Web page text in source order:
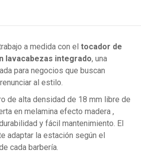
a medida con el tocador de
lavacabezas integrado, una
para negocios que buscan
al estilo.
de alta densidad de 18 mm libre de
en melamina efecto madera ,
y fácil mantenimiento. El
adaptar la estación según el
cada barbería.